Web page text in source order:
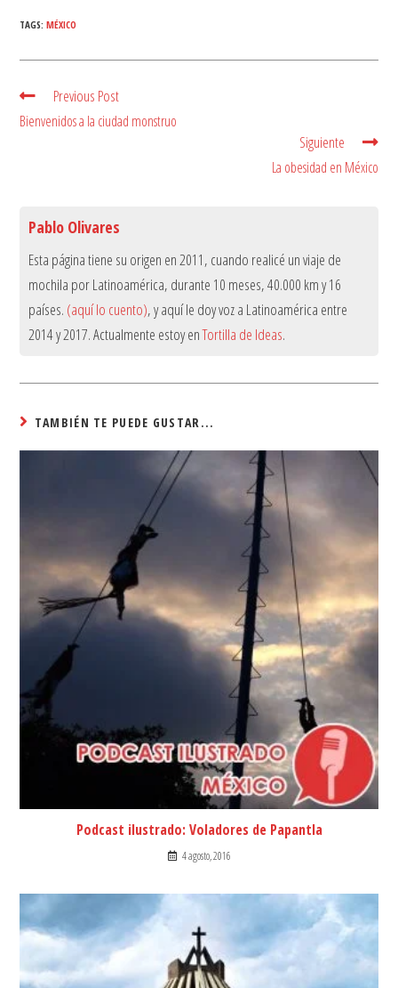
TAGS:MÉXICO
Read
articles
Previous Post
Bienvenidos a la ciudad monstruo
Siguiente
La obesidad en México
Pablo Olivares
Esta página tiene su origen en 2011, cuando realicé un viaje de
mochila por Latinoamérica, durante 10 meses, 40.000 km y 16
países. (aquí lo cuento), y aquí le doy voz a Latinoamérica entre
2014 y 2017. Actualmente estoy enTortilla de Ideas.
TAMBIÉN TE PUEDE GUSTAR...
Podcast ilustrado: Voladores de Papantla
4 agosto, 2016